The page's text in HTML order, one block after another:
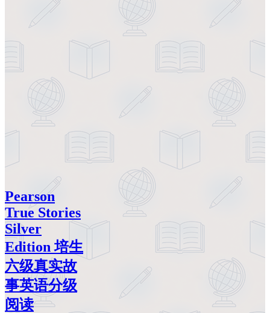
Pearson
True Stories
Silver
Edition 培生
六级真实故
事英语分级
阅读